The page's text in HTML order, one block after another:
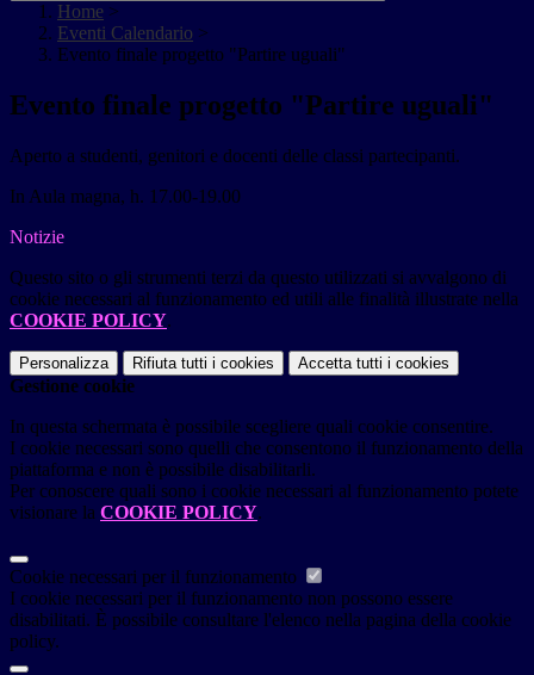
Home >
Eventi Calendario >
Evento finale progetto "Partire uguali"
Evento finale progetto "Partire uguali"
Aperto a studenti, genitori e docenti delle classi partecipanti.
In Aula magna, h. 17.00-19.00
Notizie
Questo sito o gli strumenti terzi da questo utilizzati si avvalgono di
cookie necessari al funzionamento ed utili alle finalità illustrate nella
COOKIE POLICY.
Personalizza Rifiuta tutti i cookies Accetta tutti i cookies
Gestione cookie
In questa schermata è possibile scegliere quali cookie consentire.
I cookie necessari sono quelli che consentono il funzionamento della
piattaforma e non è possibile disabilitarli.
Per conoscere quali sono i cookie necessari al funzionamento potete
visionare la COOKIE POLICY.
Cookie necessari per il funzionamento
I cookie necessari per il funzionamento non possono essere
disabilitati. È possibile consultare l'elenco nella pagina della cookie
policy.